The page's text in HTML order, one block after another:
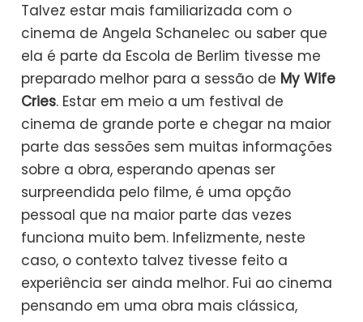
Talvez estar mais familiarizada com o
cinema de Angela Schanelec ou saber que
ela é parte da Escola de Berlim tivesse me
preparado melhor para a sessão de My Wife
Cries. Estar em meio a um festival de
cinema de grande porte e chegar na maior
parte das sessões sem muitas informações
sobre a obra, esperando apenas ser
surpreendida pelo filme, é uma opção
pessoal que na maior parte das vezes
funciona muito bem. Infelizmente, neste
caso, o contexto talvez tivesse feito a
experiência ser ainda melhor. Fui ao cinema
pensando em uma obra mais clássica,